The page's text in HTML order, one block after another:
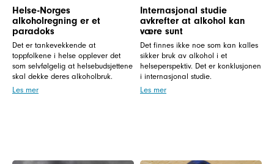
Helse-Norges
alkoholregning er et
paradoks
Det er tankevekkende at
toppfolkene i helse opplever det
som selvfølgelig at helsebudsjettene
skal dekke deres alkoholbruk.
Les mer
Internasjonal studie
avkrefter at alkohol kan
være sunt
Det finnes ikke noe som kan kalles
sikker bruk av alkohol i et
helseperspektiv. Det er konklusjonen
i internasjonal studie.
Les mer